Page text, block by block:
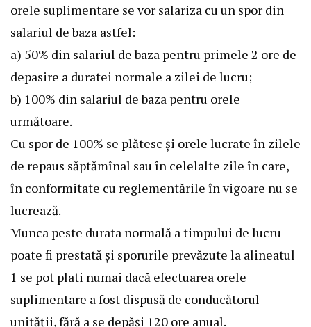
orele suplimentare se vor salariza cu un spor din
salariul de baza astfel:
a) 50% din salariul de baza pentru primele 2 ore de
depasire a duratei normale a zilei de lucru;
b) 100% din salariul de baza pentru orele
următoare.
Cu spor de 100% se plătesc şi orele lucrate în zilele
de repaus săptămînal sau în celelalte zile în care,
în conformitate cu reglementările în vigoare nu se
lucrează.
Munca peste durata normală a timpului de lucru
poate fi prestată şi sporurile prevăzute la alineatul
1 se pot plati numai dacă efectuarea orele
suplimentare a fost dispusă de conducătorul
unităţii, fără a se depăşi 120 ore anual.